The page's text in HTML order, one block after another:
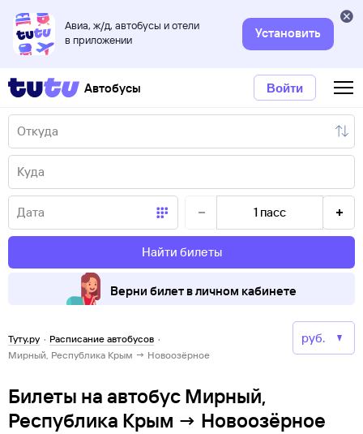
Авиа, ж/д, автобусы и отели
в приложении
Установить
Автобусы Войти
1 пасс
Найти билеты
Верни билет в личном кабинете
Туту.ру · Расписание автобусов ·
Мирный, Республика Крым → Новоозёрное
Билеты на автобус Мирный,
Республика Крым → Новоозёрное